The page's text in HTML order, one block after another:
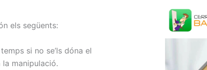
els següents:
si no se’ls dóna el
manipulació.